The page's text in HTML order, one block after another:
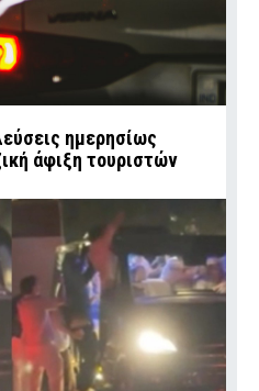
ημερησίως
άφιξη τουριστών